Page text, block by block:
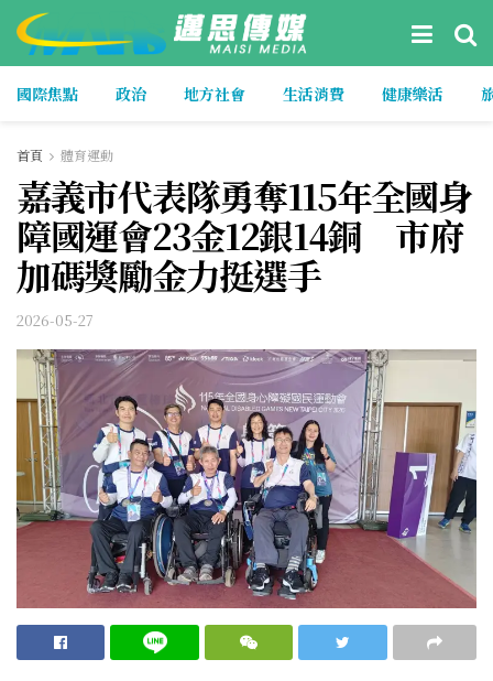
國際焦點 政治 地方社會 生活消費 健康樂活
首頁 體育運動
嘉義市代表隊勇奪115年全國身
障國運會23金12銀14銅 市府
加碼獎勵金力挺選手
2026-05-27